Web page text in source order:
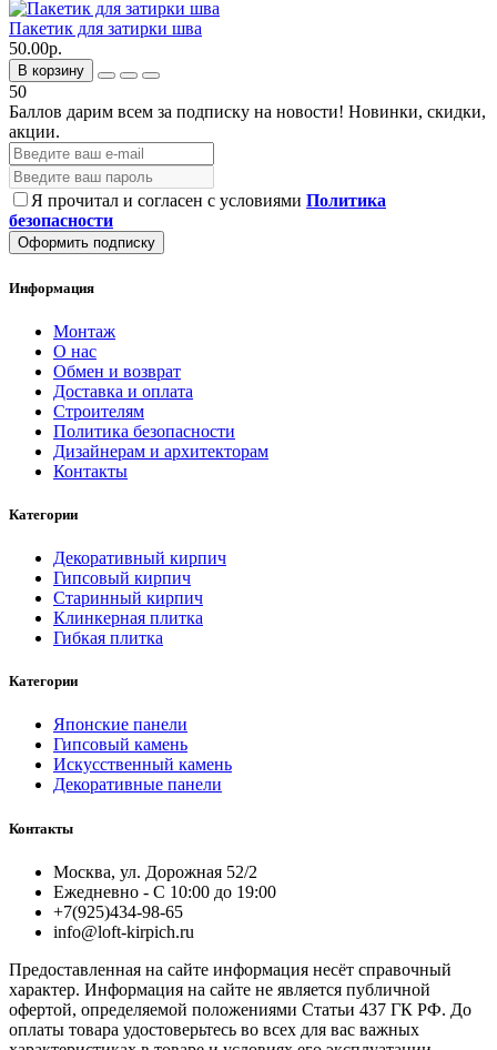
Пакетик для затирки шва
50.00р.
В корзину
50
Баллов дарим всем за подписку на новости! Новинки, скидки,
акции.
Я прочитал и согласен с условиями Политика
безопасности
Оформить подписку
Информация
Монтаж
О нас
Обмен и возврат
Доставка и оплата
Строителям
Политика безопасности
Дизайнерам и архитекторам
Контакты
Категории
Декоративный кирпич
Гипсовый кирпич
Старинный кирпич
Клинкерная плитка
Гибкая плитка
Категории
Японские панели
Гипсовый камень
Искусственный камень
Декоративные панели
Контакты
Москва, ул. Дорожная 52/2
Ежедневно - С 10:00 до 19:00
+7(925)434-98-65
info@loft-kirpich.ru
Предоставленная на сайте информация несёт справочный
характер. Информация на сайте не является публичной
офертой, определяемой положениями Статьи 437 ГК РФ. До
оплаты товара удостоверьтесь во всех для вас важных